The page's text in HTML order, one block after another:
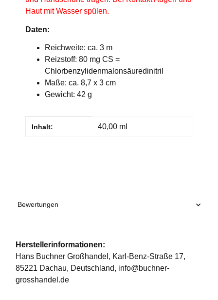
Haut mit Wasser spülen.
Daten:
Reichweite: ca. 3 m
Reizstoff: 80 mg CS =
Chlorbenzylidenmalonsäuredinitril
Maße: ca. 8,7 x 3 cm
Gewicht: 42 g
Produkteigenschaft
Wert
Inhalt: 40,00 ml
Bewertungen
Herstellerinformationen:
Hans Buchner Großhandel, Karl-Benz-Straße 17,
85221 Dachau, Deutschland, info@buchner-
grosshandel.de